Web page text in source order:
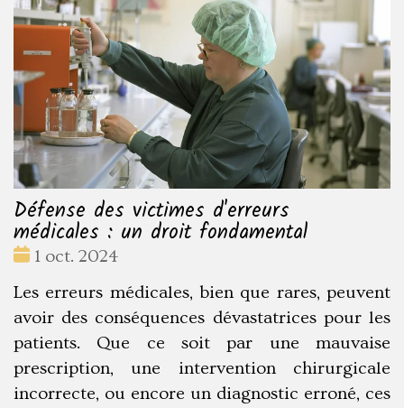
Défense des victimes d'erreurs
médicales : un droit fondamental
Date
1 oct. 2024
Les erreurs médicales, bien que rares, peuvent
avoir des conséquences dévastatrices pour les
patients. Que ce soit par une mauvaise
prescription, une intervention chirurgicale
incorrecte, ou encore un diagnostic erroné, ces